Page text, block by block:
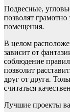
Подвесные,
позволят грамотно
помещения.
В целом
зависит от
соблюдение
позволит
друг от друга.
считаться
Лучшие проекты